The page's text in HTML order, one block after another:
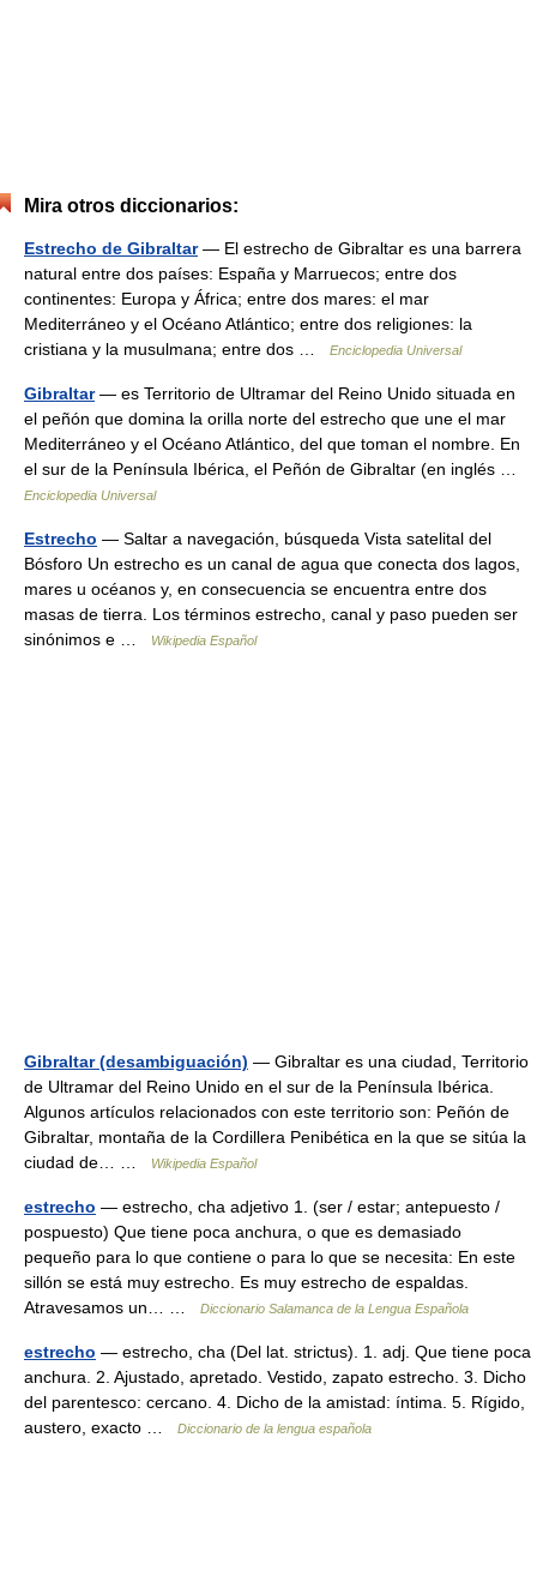
Mira otros diccionarios:
Estrecho de Gibraltar— El estrecho de Gibraltar es una barrera
natural entre dos países: España y Marruecos; entre dos
continentes: Europa y África; entre dos mares: el mar
Mediterráneo y el Océano Atlántico; entre dos religiones: la
cristiana y la musulmana; entre dos …
Enciclopedia Universal
Gibraltar— es Territorio de Ultramar del Reino Unido situada en
el peñón que domina la orilla norte del estrecho que une el mar
Mediterráneo y el Océano Atlántico, del que toman el nombre. En
el sur de la Península Ibérica, el Peñón de Gibraltar (en inglés …
Enciclopedia Universal
Estrecho — Saltar a navegación, búsqueda Vista satelital del
Bósforo Un estrecho es un canal de agua que conecta dos lagos,
mares u océanos y, en consecuencia se encuentra entre dos
masas de tierra. Los términos estrecho, canal y paso pueden ser
sinónimos e …
Wikipedia Español
Gibraltar (desambiguación) — Gibraltar es una ciudad, Territorio
de Ultramar del Reino Unido en el sur de la Península Ibérica.
Algunos artículos relacionados con este territorio son: Peñón de
Gibraltar, montaña de la Cordillera Penibética en la que se sitúa la
ciudad de… …
Wikipedia Español
estrecho — estrecho, cha adjetivo 1. (ser / estar; antepuesto /
pospuesto) Que tiene poca anchura, o que es demasiado
pequeño para lo que contiene o para lo que se necesita: En este
sillón se está muy estrecho. Es muy estrecho de espaldas.
Atravesamos un… …
Diccionario Salamanca de la Lengua Española
estrecho — estrecho, cha (Del lat. strictus). 1. adj. Que tiene poca
anchura. 2. Ajustado, apretado. Vestido, zapato estrecho. 3. Dicho
del parentesco: cercano. 4. Dicho de la amistad: íntima. 5. Rígido,
austero, exacto …
Diccionario de la lengua española